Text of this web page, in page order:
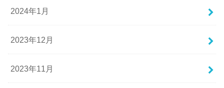
2024年1月
2023年12月
2023年11月